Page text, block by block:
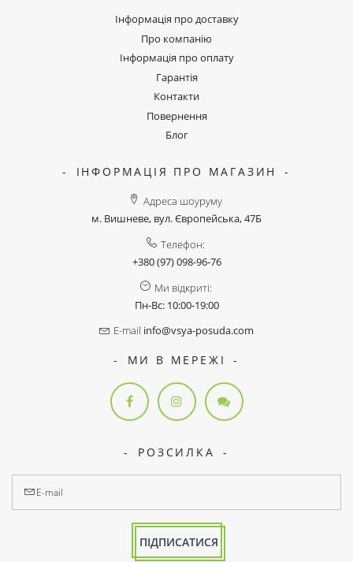
Інформація про доставку
Про компанію
Інформація про оплату
Гарантія
Контакти
Повернення
Блог
ІНФОРМАЦІЯ ПРО МАГАЗИН
Адреса шоуруму
м. Вишневе, вул. Європейська, 47Б
Телефон:
+380 (97) 098-96-76
Ми відкриті:
Пн-Вс: 10:00-19:00
E-mail info@vsya-posuda.com
МИ В МЕРЕЖІ
РОЗСИЛКА
ПІДПИСАТИСЯ